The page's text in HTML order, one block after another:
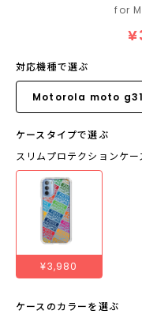
for
対応機種で選ぶ
ケースタイプで選ぶ
スリムプロテクションケー
¥3,980
ケースのカラーを選ぶ